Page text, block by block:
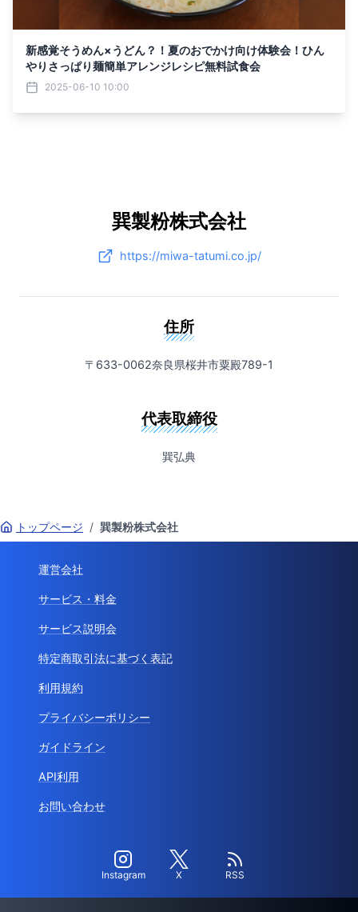
新感覚そうめん×うどん？！夏のおでかけ向け体験会！ひん
やりさっぱり麺簡単アレンジレシピ無料試食会
2025-06-10 10:00
巽製粉株式会社
https://miwa-tatumi.co.jp/
住所
〒633-0062奈良県桜井市粟殿789-1
代表取締役
巽弘典
トップページ / 巽製粉株式会社
運営会社
サービス・料金
サービス説明会
特定商取引法に基づく表記
利用規約
プライバシーポリシー
ガイドライン
API利用
お問い合わせ
Instagram X RSS